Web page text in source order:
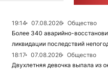
19:14 07.08.2026
Общество
Более 340 аварийно-
ликвидации последствий
18:17
07.08.2026
Общество
Двухлетняя девочка выпала из